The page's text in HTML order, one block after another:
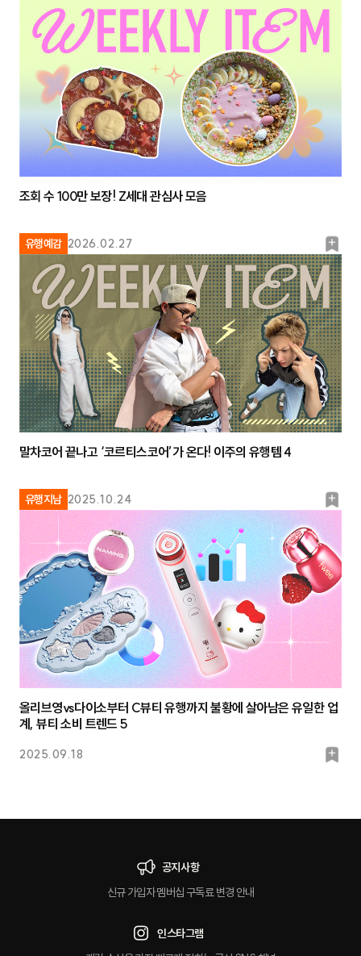
마
유행예감 2026.02.27
북
마
크
조회 수 100만 보장! Z세대 관심사 모음
유행지남 2025.10.24
북
마
크
말차코어 끝나고 ‘코르티스코어’가 온다! 이주의 유행템 4
2025.09.18
북
올리브영vs다이소부터 C뷰티 유행까지 불황에 살아남은 유일한 업
계, 뷰티 소비 트렌드 5
공지사항
신규 가입자 멤버십 구독료 변경 안내
인스타그램